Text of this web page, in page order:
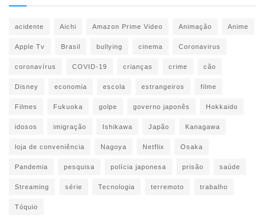
acidente Aichi Amazon Prime Video Animação Anime
Apple Tv Brasil bullying cinema Coronavirus
coronavírus COVID-19 crianças crime cão
Disney economia escola estrangeiros filme
Filmes Fukuoka golpe governo japonês Hokkaido
idosos imigração Ishikawa Japão Kanagawa
loja de conveniência Nagoya Netflix Osaka
Pandemia pesquisa polícia japonesa prisão saúde
Streaming série Tecnologia terremoto trabalho
Tóquio